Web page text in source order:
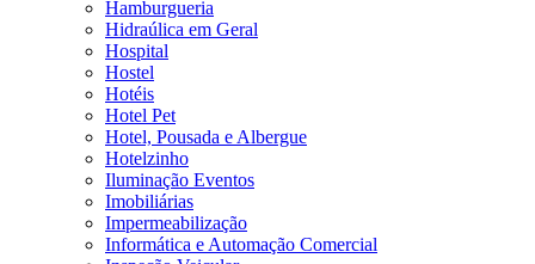
Hamburgueria
Hidraúlica em Geral
Hospital
Hostel
Hotéis
Hotel Pet
Hotel, Pousada e Albergue
Hotelzinho
Iluminação Eventos
Imobiliárias
Impermeabilização
Informática e Automação Comercial